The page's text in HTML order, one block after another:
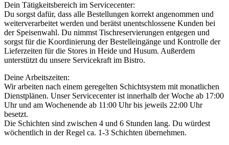
Dein Tätigkeitsbereich im Servicecenter:
Du sorgst dafür, dass alle Bestellungen korrekt angenommen und
weiterverarbeitet werden und berätst unentschlossene Kunden bei
der Speisenwahl. Du nimmst Tischreservierungen entgegen und
sorgst für die Koordinierung der Bestelleingänge und Kontrolle der
Lieferzeiten für die Stores in Heide und Husum. Außerdem
unterstützt du unsere Servicekraft im Bistro.
Deine Arbeitszeiten:
Wir arbeiten nach einem geregelten Schichtsystem mit monatlichen
Dienstplänen. Unser Servicecenter ist innerhalb der Woche ab 17:00
Uhr und am Wochenende ab 11:00 Uhr bis jeweils 22:00 Uhr
besetzt.
Die Schichten sind zwischen 4 und 6 Stunden lang. Du würdest
wöchentlich in der Regel ca. 1-3 Schichten übernehmen.